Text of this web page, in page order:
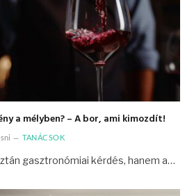
a mélyben? – A bor, ami kimozdít!
TANÁCSOK
gasztronómiai kérdés, hanem a…